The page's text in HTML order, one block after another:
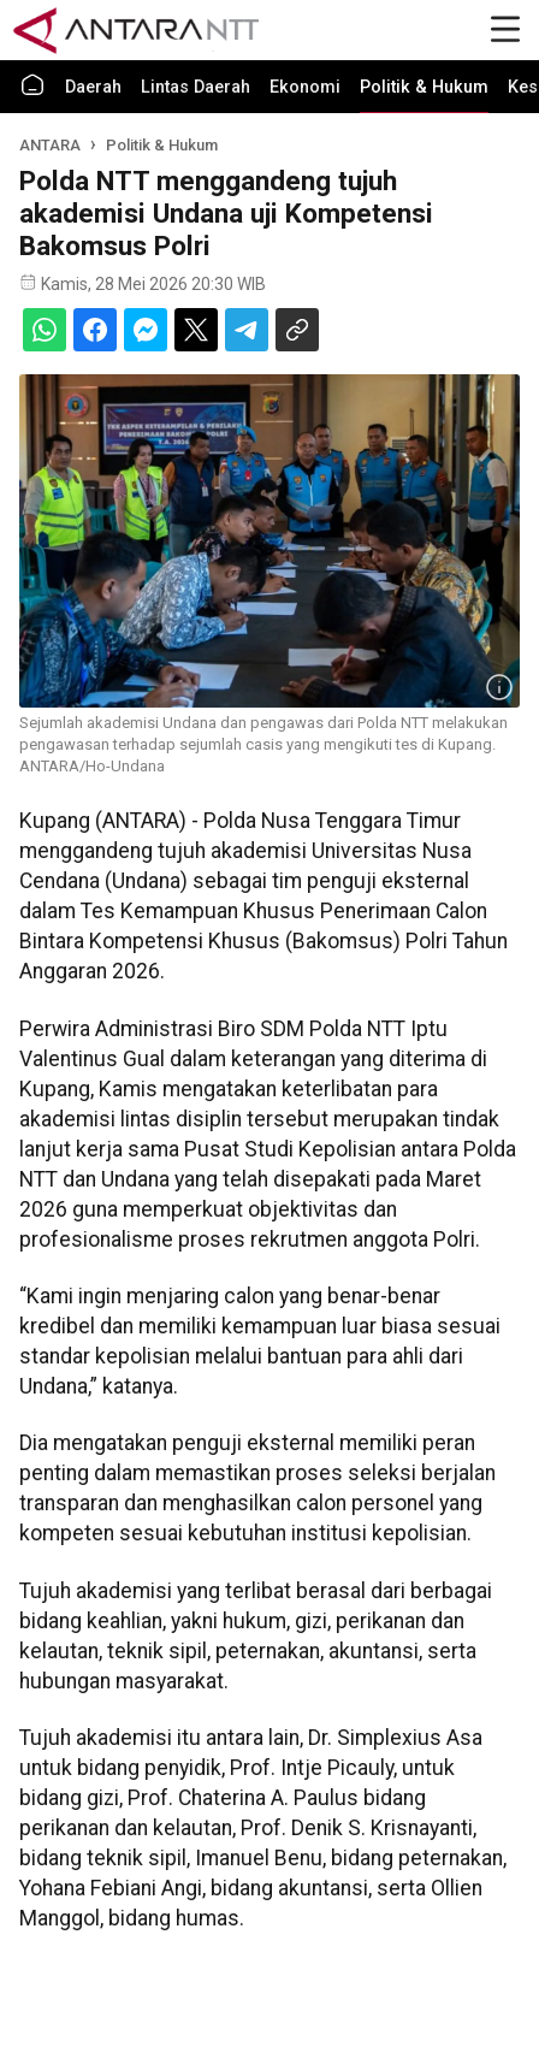
Daerah Lintas Daerah Ekonomi Politik & Hukum
ANTARA Politik & Hukum
Polda NTT menggandeng tujuh
akademisi Undana uji Kompetensi
Bakomsus Polri
Kamis, 28 Mei 2026 20:30 WIB
Sejumlah akademisi Undana dan pengawas dari Polda NTT melakukan
pengawasan terhadap sejumlah casis yang mengikuti tes di Kupang.
ANTARA/Ho-Undana
Kupang (ANTARA) - Polda Nusa Tenggara Timur
menggandeng tujuh akademisi Universitas Nusa
Cendana (Undana) sebagai tim penguji eksternal
dalam Tes Kemampuan Khusus Penerimaan Calon
Bintara Kompetensi Khusus (Bakomsus) Polri Tahun
Anggaran 2026.
Perwira Administrasi Biro SDM Polda NTT Iptu
Valentinus Gual dalam keterangan yang diterima di
Kupang, Kamis mengatakan keterlibatan para
akademisi lintas disiplin tersebut merupakan tindak
lanjut kerja sama Pusat Studi Kepolisian antara Polda
NTT dan Undana yang telah disepakati pada Maret
2026 guna memperkuat objektivitas dan
profesionalisme proses rekrutmen anggota Polri.
“Kami ingin menjaring calon yang benar-benar
kredibel dan memiliki kemampuan luar biasa sesuai
standar kepolisian melalui bantuan para ahli dari
Undana,” katanya.
Dia mengatakan penguji eksternal memiliki peran
penting dalam memastikan proses seleksi berjalan
transparan dan menghasilkan calon personel yang
kompeten sesuai kebutuhan institusi kepolisian.
Tujuh akademisi yang terlibat berasal dari berbagai
bidang keahlian, yakni hukum, gizi, perikanan dan
kelautan, teknik sipil, peternakan, akuntansi, serta
hubungan masyarakat.
Tujuh akademisi itu antara lain, Dr. Simplexius Asa
untuk bidang penyidik, Prof. Intje Picauly, untuk
bidang gizi, Prof. Chaterina A. Paulus bidang
perikanan dan kelautan, Prof. Denik S. Krisnayanti,
bidang teknik sipil, Imanuel Benu, bidang peternakan,
Yohana Febiani Angi, bidang akuntansi, serta Ollien
Manggol, bidang humas.